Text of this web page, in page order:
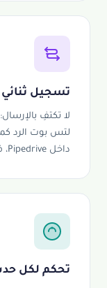
تسجيل ثنائي
لا تكتفِ
لتس بوت الرد
داخل Pipedrive، فيبقى فريقك على اطّلاع كامل.
تحكم لكل